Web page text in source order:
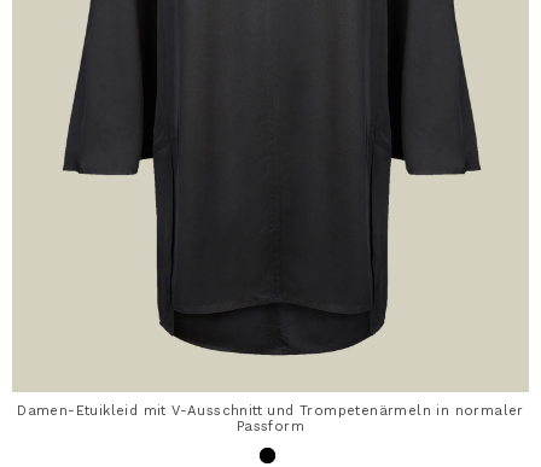
Damen-Etuikleid mit V-Ausschnitt und Trompetenärmeln in normaler
Passform